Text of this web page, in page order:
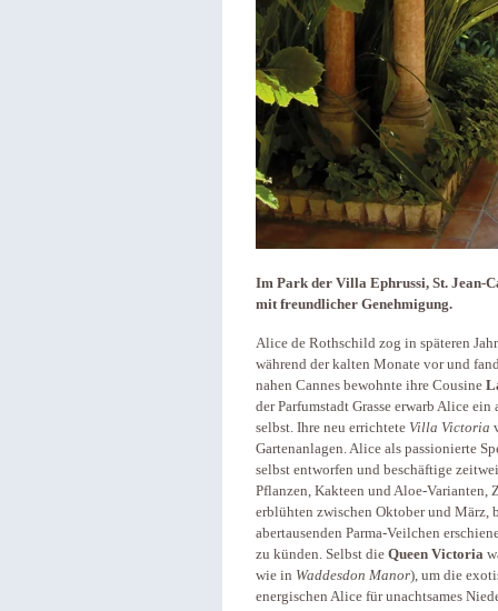
Im Park der Villa Ephrussi, St. Jean-
mit freundlicher Genehmigung.
Alice de Rothschild zog in späteren
während der kalten Monate vor und
nahen Cannes bewohnte ihre Cousine
der Parfumstadt Grasse erwarb Alice
selbst. Ihre neu errichtete Villa Victoria
Gartenanlagen. Alice als passionierte
selbst entworfen und beschäftige
Pflanzen, Kakteen und Aloe-Varianten,
erblühten zwischen Oktober und März,
abertausenden Parma-Veilchen
zu künden. Selbst die Queen Victoria
wie in Waddesdon Manor), um die
energischen Alice für unachtsames